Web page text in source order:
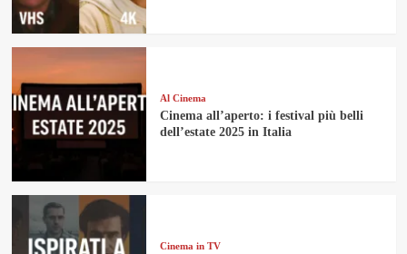
Al Cinema
Cinema all’aperto: i festival più belli
dell’estate 2025 in Italia
Cinema in TV